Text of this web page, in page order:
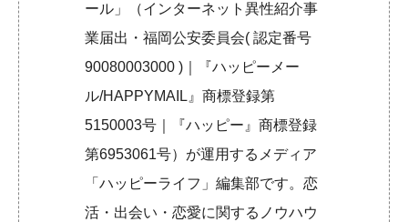
ール」（インターネット異性紹介事
業届出・福岡公安委員会( 認定番号
90080003000 )｜『ハッピーメー
ル/HAPPYMAIL』商標登録第
5150003号｜『ハッピー』商標登録
第6953061号）が運用するメディア
「ハッピーライフ」編集部です。恋
活・出会い・恋愛に関するノウハウ